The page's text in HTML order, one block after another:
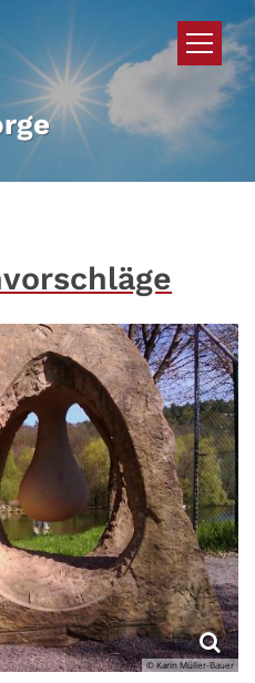
© Karin Müller-Bauer